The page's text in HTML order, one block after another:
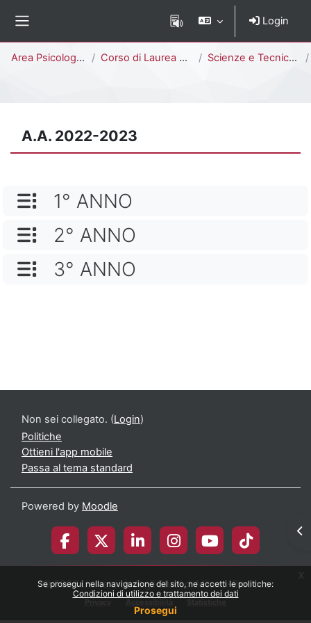
Se prosegui nella navigazione del sito, ne accetti le politiche:
Condizioni di utilizzo e trattamento dei dati
Prosegui
x
Login
Area Psicologica Corso di Laurea Triennale Scienze e Tecniche Psicologiche [E2403P - E2401P]
A.A. 2022-2023
NOME CATEGORIA
1° ANNO
NOME CATEGORIA
2° ANNO
NOME CATEGORIA
3° ANNO
Non sei collegato. (Login)
Politiche
Ottieni l'app mobile
Passa al tema standard
Powered by Moodle
© 2026 Università degli Studi di Milano-Bicocca